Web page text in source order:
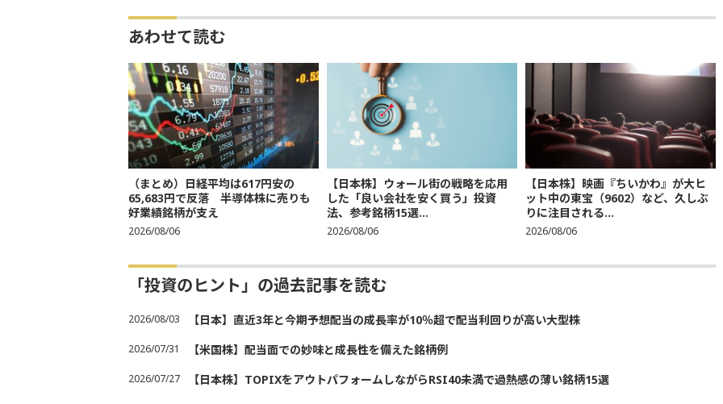
あわせて読む
（まとめ）日経平均は617円安の
65,683円で反落 半導体株に売りも
好業績銘柄が支え
2026/08/06
【日本株】ウォール街の戦略を応用
した「良い会社を安く買う」投資
法、参考銘柄15選...
2026/08/06
【日本株】映画『ちいかわ』が大ヒ
ット中の東宝（9602）など、久しぶ
りに注目される...
2026/08/06
「投資のヒント」の過去記事を読む
2026/08/03 【日本】直近3年と今期予想配当の成長率が10％超で配当利回りが高い大型株
2026/07/31 【米国株】配当面での妙味と成長性を備えた銘柄例
2026/07/27 【日本株】TOPIXをアウトパフォームしながらRSI40未満で過熱感の薄い銘柄15選